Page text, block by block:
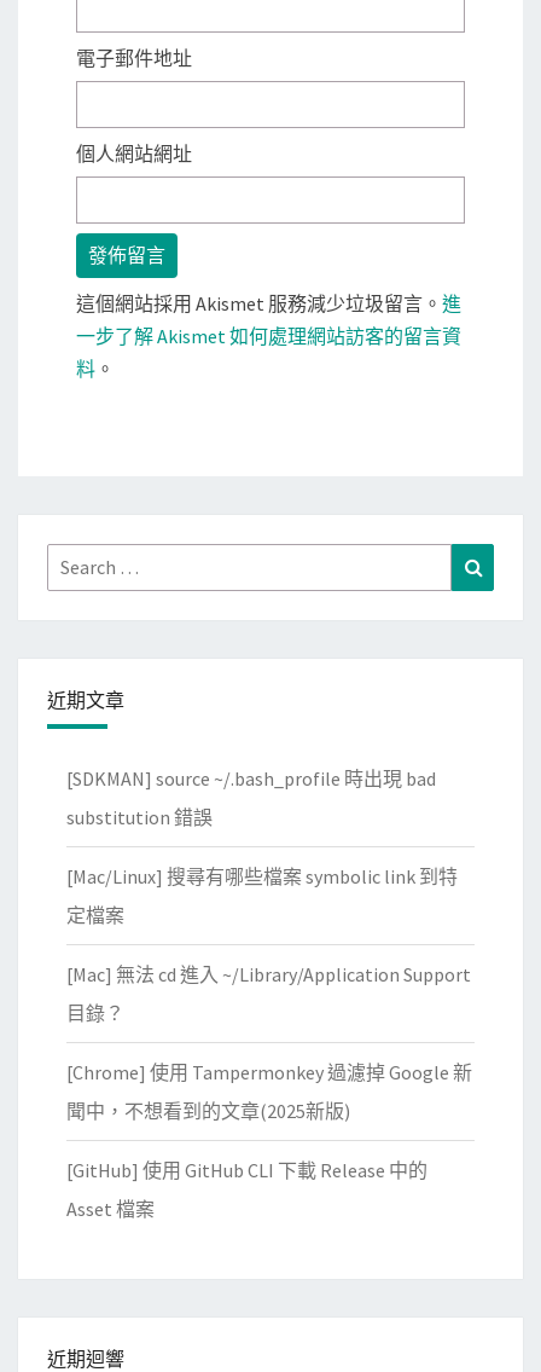
電子郵件地址
個人網站網址
這個網站採用 Akismet 服務減少垃圾留言。 進
一步了解 Akismet 如何處理網站訪客的留言資
料 。
Search
for:
近期文章
[SDKMAN] source ~/.bash_profile 時出現 bad
substitution 錯誤
[Mac/Linux] 搜尋有哪些檔案 symbolic link 到特
定檔案
[Mac] 無法 cd 進入 ~/Library/Application Support
目錄？
[Chrome] 使用 Tampermonkey 過濾掉 Google 新
聞中，不想看到的文章(2025新版)
[GitHub] 使用 GitHub CLI 下載 Release 中的
Asset 檔案
近期迴響